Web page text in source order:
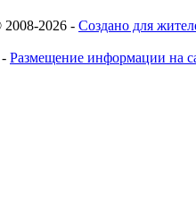
2026 - Создано для
- Размещение информации на